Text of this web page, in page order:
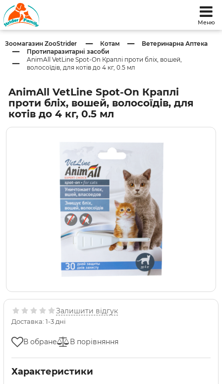
Меню
Зоомагазин ZooStrider Котам
Ветеринарна Аптека
Протипаразитарні засоби
AnimAll VetLine Spot-On Краплі проти бліх, вошей,
волосоїдів, для котів до 4 кг, 0.5 мл
AnimAll VetLine Spot-On Краплі
проти бліх, вошей, волосоїдів, для
котів до 4 кг, 0.5 мл
Залишити відгук
Доставка: 1-3 дні
В обране В порівняння
Характеристики